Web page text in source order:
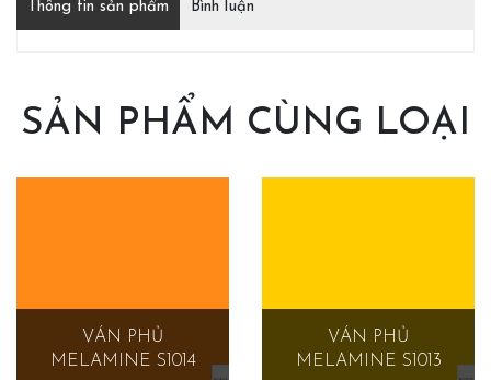
Thông tin sản phẩm Bình luận
SẢN PHẨM CÙNG LOẠI
VÁN PHỦ
MELAMINE S1014
VÁN PHỦ
MELAMINE S1013